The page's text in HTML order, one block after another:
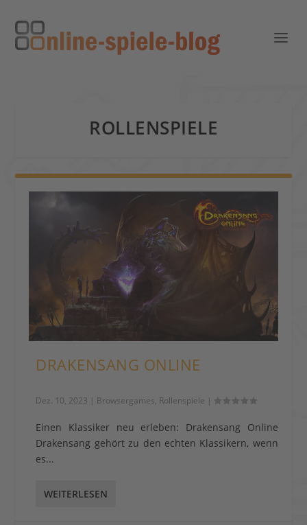
ROLLENSPIELE
DRAKENSANG ONLINE
Dez. 10, 2023 | Browsergames, Rollenspiele |
Einen Klassiker neu erleben: Drakensang Online
Drakensang gehört zu den echten Klassikern, wenn
es...
WEITERLESEN